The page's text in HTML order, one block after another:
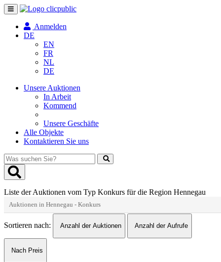
Navigation
umschalten
Anmelden
DE
EN
FR
NL
DE
Unsere Auktionen
In Arbeit
Kommend
Unsere Geschäfte
Alle Objekte
Kontaktieren Sie uns
Was
suchen
Sie?
Liste der Auktionen vom Typ Konkurs für die Region Hennegau
Auktionen in Hennegau - Konkurs
Sortieren nach: Anzahl der Auktionen Anzahl der Aufrufe
Nach Preis